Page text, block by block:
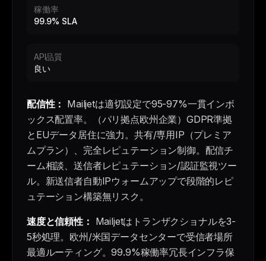
稼働率
99.9% SLA
API品質
良い
配信性： Mailjetは適切設定で95-97%一貫インボ
ックス配置率。（パリ拠点欧州企業）GDPR準拠
とEUデータ居住に強力。共有/専用IP（プレミア
ムプラン）、完全レピュテーション制御。配信チ
ーム相談、送信者レピュテーション/認証監視ツー
ル。新送信者自動IPウォームアップで段階的レピ
ュテーション構築無リスク。
速度と信頼性： Mailjetはトランザクショナルを3-
5秒処理。欧州/米国データセンターで受信者場所
最適ルーティング。99.9%稼働率冗長インフラ保